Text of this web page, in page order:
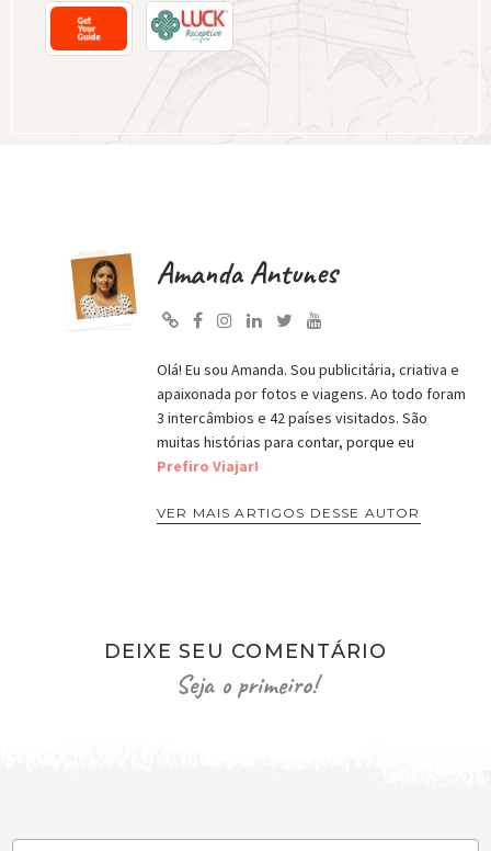
Amanda Antunes
Olá! Eu sou Amanda. Sou publicitária, criativa e
apaixonada por fotos e viagens. Ao todo foram
3 intercâmbios e 42 países visitados. São
muitas histórias para contar, porque eu
Prefiro Viajar!
VER MAIS ARTIGOS DESSE AUTOR
DEIXE SEU COMENTÁRIO
Seja o primeiro!